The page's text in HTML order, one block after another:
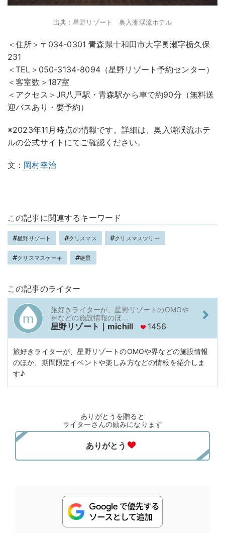
出典：星野リゾート 奥入瀬渓流ホテル
＜住所＞〒034-0301 青森県十和田市大字奥瀬字栃久保
231
＜TEL＞050-3134-8094（星野リゾート予約センター）
＜客室数＞187室
＜アクセス＞JR八戸駅・青森駅から車で約90分（無料送
迎バスあり・要予約）
※2023年11月時点の情報です。詳細は、奥入瀬渓流ホテ
ルの公式サイトにてご確認ください。
文： 岡村幸治
この記事に関連するキーワード
星野リゾート クリスマス クリスマスツリー
クリスマスケーキ 絶景
この記事のライター
旅好きライターが、星野リゾートのOMOや
界などの施設情報のほ...
星野リゾート｜michill 1456
旅好きライターが、星野リゾートのOMOや界などの施設情報
のほか、期間限定イベントや楽しみ方などの情報を紹介しま
す♪
ありがとうを贈ると
ライターさんの励みになります